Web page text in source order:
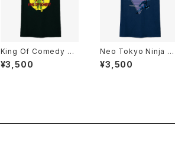
King Of Comedy Co
mics T-Shirt Black
¥3,500
Neo Tokyo Ninja Co
mics T-Shirt Navy
¥3,500